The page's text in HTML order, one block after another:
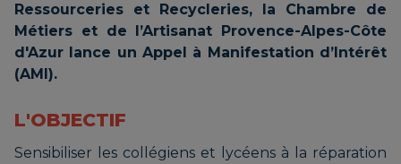
Ressourceries et Recycleries, la Chambre de
Métiers et de l’Artisanat Provence-Alpes-Côte
d'Azur lance un Appel à Manifestation d’Intérêt
(AMI).
L'OBJECTIF
Sensibiliser les collégiens et lycéens à la réparation